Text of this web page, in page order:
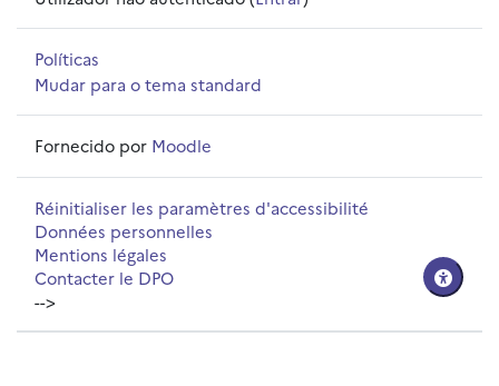
Políticas
Mudar para o tema standard
Fornecido por Moodle
Réinitialiser les paramètres d'accessibilité
Données personnelles
Mentions légales
Contacter le DPO
-->